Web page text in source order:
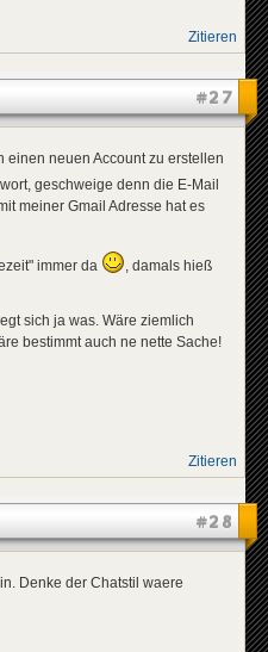
Zitieren
#27
einen neuen Account zu erstellen
geschweige denn die E-Mail
meiner Gmail Adresse hat es
immer da
, damals hieß
sich ja was. Wäre ziemlich
bestimmt auch ne nette Sache!
Zitieren
#28
Denke der Chatstil waere